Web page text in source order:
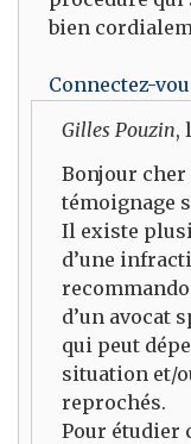
bien
Connectez-
Gilles Pouzin,
Bonjour
témoignage
Il existe
d’une
d’un avocat
qui peut
situation et/
reprochés.
Pour étudier